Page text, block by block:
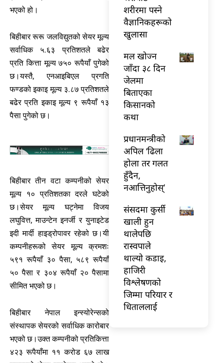
भएको हो।
बिहीबार रूरू जलविद्युतको सेयर मूल्य
सर्वाधिक ५.६३ प्रतिशतले बढेर
प्रति कित्ता मूल्य ७५० रूपैयाँ पुगेको
छ।यस्तै, एनआइबिएल प्रगति
फण्डको इकाइ मूल्य ३.८७ प्रतिशतले
बढेर प्रति इकाइ मूल्य ९ रूपैयाँ १३
पैसा पुगेको छ।
बिहीबार तीन वटा कम्पनीको सेयर
मूल्य १० प्रतिशतका दरले घटेको
छ।सेयर मूल्य घट्नेमा विजय
लघुवित्त, माउन्टेन इनर्जी र युनाइटेड
इदी मार्दी हाइड्रोपावर रहेको छ।यी
कम्पनीहरूको सेयर मूल्य क्रमशः
५९१ रूपैयाँ ३० पैसा, ५८९ रूपैयाँ
५० पैसा र ३०४ रूपैयाँ २० पैसामा
सीमित भएको छ।
बिहीबार नेपाल इन्स्योरेन्सको
संस्थापक सेयरको सर्वाधिक कारोबार
भएको छ।उक्त कम्पनीको प्रतिकित्ता
४२३ रूपैयाँमा ११ करोड ६७ लाख
शरीरमा पस्ने
वैज्ञानिकहरूको
खुलासा
मल खोज्न
जाँदा ३८ दिन
जेलमा
बिताएका
किसानको
कथा
प्रधानमन्त्रीको
अपिल ‘ढिला
होला तर गलत
हुँदैन,
नआत्तिनुहोस्’
संसदमा कुर्सी
खाली हुन
थालेपछि
रास्वपाले
थाल्यो कडाइ,
हाजिरी
विश्लेषणको
जिम्मा परियार र
धिताललाई